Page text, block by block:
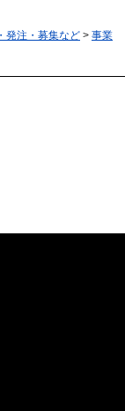
発注・募集など > 事業